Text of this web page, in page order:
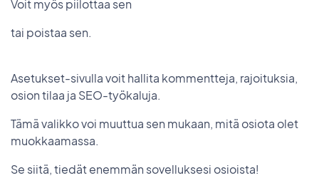
Voit myös piilottaa sen
tai poistaa sen.
Asetukset-sivulla voit hallita kommentteja, rajoituksia,
osion tilaa ja SEO-työkaluja.
Tämä valikko voi muuttua sen mukaan, mitä osiota olet
muokkaamassa.
Se siitä, tiedät enemmän sovelluksesi osioista!